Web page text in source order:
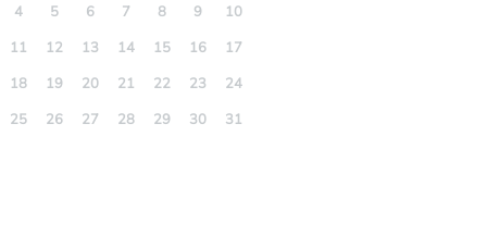
4
5 6 7 8 9
10
11
12 13 14 15 16
17
18
19 20 21 22 23
24
25
26 27 28 29 30 31